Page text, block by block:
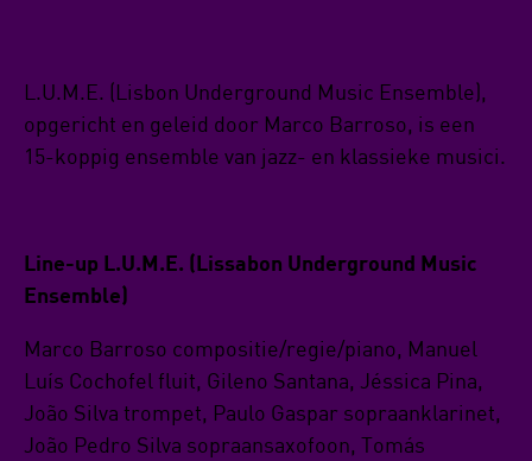
L.U.M.E. (Lisbon Underground Music Ensemble),
opgericht en geleid door Marco Barroso, is een
15-koppig ensemble van jazz- en klassieke musici.
Line-up L.U.M.E. (Lissabon Underground Music
Ensemble)
Marco Barroso compositie/regie/piano, Manuel
Luís Cochofel fluit, Gileno Santana, Jéssica Pina,
João Silva trompet, Paulo Gaspar sopraanklarinet,
João Pedro Silva sopraansaxofoon, Tomás